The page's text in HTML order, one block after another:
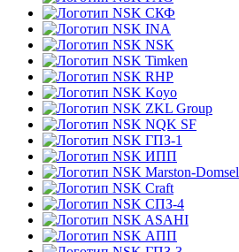
СКФ
INA
NSK
Timken
RHP
Koyo
ZKL Group
NQK SF
ГПЗ-1
ИПП
Marston-Domsel
Craft
СПЗ-4
ASAHI
АПП